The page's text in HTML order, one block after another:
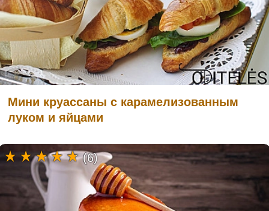
Мини круассаны с карамелизованным
луком и яйцами
(6)